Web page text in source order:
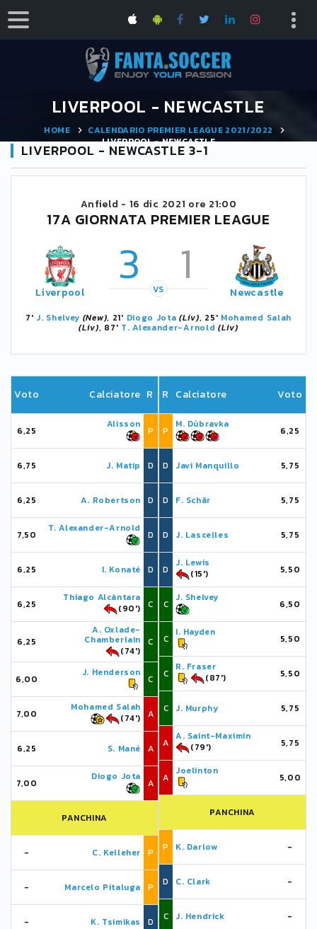
LIVERPOOL - NEWCASTLE
HOME
CALENDARIO PREMIER LEAGUE 2021/2022
LIVERPOOL - NEWCASTLE
LIVERPOOL - NEWCASTLE 3-1
Anfield - 16 dic 2021 ore 21:00
17A GIORNATA PREMIER LEAGUE
Liverpool 3 1
VS Newcastle
7' J. Shelvey (New), 21' Diogo Jota (Liv), 25' Mohamed Salah
(Liv), 87' T. Alexander-Arnold (Liv)
Voto Calciatore R
6,25
Alisson
P
6,75 J. Matip D
6,25 A. Robertson D
7,50
T. Alexander-Arnold
D
6,25 I. Konaté D
6,25
Thiago Alcântara
(90')
C
6,25
A. Oxlade-
Chamberlain
(74')
C
6,00
J. Henderson
C
7,00
Mohamed Salah
(74')
A
6,25 S. Mané A
7,00
Diogo Jota
A
PANCHINA
- C. Kelleher P
- Marcelo Pitaluga P
- K. Tsimikas D
R Calciatore Voto
P
M. Dúbravka
6,25
D Javi Manquillo 5,75
D F. Schär 5,75
D J. Lascelles 5,75
D
J. Lewis
(15')
5,50
C
J. Shelvey
6,50
C
I. Hayden
5,50
C
R. Fraser
(87')
5,50
C J. Murphy 5,75
A
A. Saint-Maximin
(79')
5,75
A
Joelinton
5,00
PANCHINA
P K. Darlow -
D C. Clark -
C J. Hendrick -